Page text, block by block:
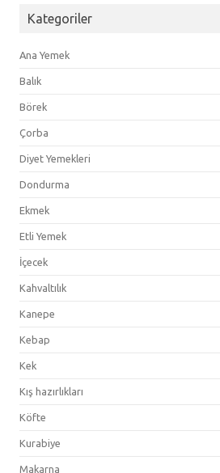
Kategoriler
Ana Yemek
Balık
Börek
Çorba
Diyet Yemekleri
Dondurma
Ekmek
Etli Yemek
İçecek
Kahvaltılık
Kanepe
Kebap
Kek
Kış hazırlıkları
Köfte
Kurabiye
Makarna